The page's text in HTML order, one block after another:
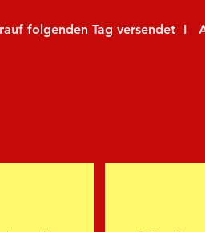
folgenden Tag versendet  I